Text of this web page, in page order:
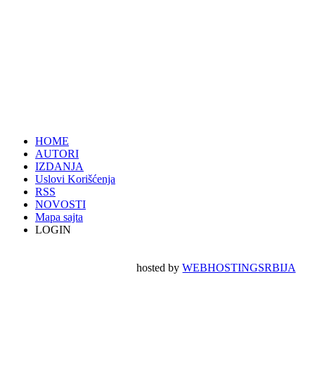
HOME
AUTORI
IZDANJA
Uslovi Korišćenja
RSS
NOVOSTI
Mapa sajta
LOGIN
hosted byWEBHOSTINGSRBIJA